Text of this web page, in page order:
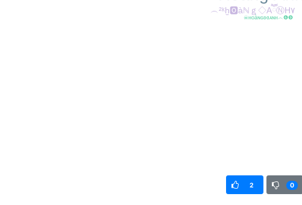
2 0